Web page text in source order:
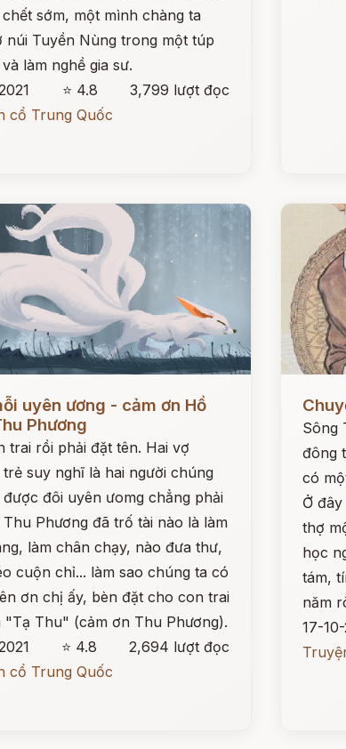
chết sớm, một mình chàng ta
núi Tuyền Nùng trong một túp
làm nghề gia sư.
⭐ 4.8
3,799 lượt đọc
cổ Trung Quốc
uyên ương - cảm ơn Hồ
Phương
trai rồi phải đặt tên. Hai vợ
suy nghĩ là hai người chúng
đôi uyên ưomg chẳng phải
Phương đã trố tài nào là làm
làm chân chạy, nào đưa thư,
cuộn chỉ... làm sao chúng ta có
ơn chị ấy, bèn đặt cho con trai
"Tạ Thu" (cảm ơn Thu Phương).
⭐ 4.8
2,694 lượt đọc
cổ Trung Quốc
Sông
đông
có
Ở
thợ
học
tám,
năm
17-